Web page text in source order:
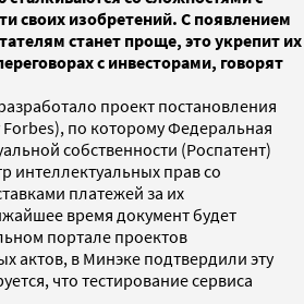
своих изобретений. С появлением
станет проще, это укрепит их
с инвесторами, говорят
проект постановления
Forbes), по которому Федеральная
собственности (Роспатент)
интеллектуальных прав со
платежей за их
время документ будет
портале проектов
актов, в Минэке подтвердили эту
что тестирование сервиса